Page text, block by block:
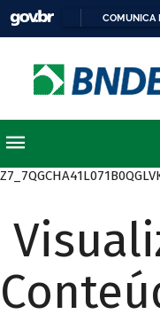
COMUNICA